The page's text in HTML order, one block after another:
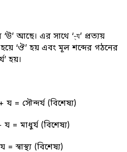
‘উ’ আছে। এর সাথে ‘-্য’ প্রত্যয়
‘ঔ’ হয় এবং মূল শব্দের গঠনের
হয়।
য = সৌন্দর্য (বিশেষ্য)
= মাধুর্য (বিশেষ্য)
স্বাস্থ্য (বিশেষ্য)